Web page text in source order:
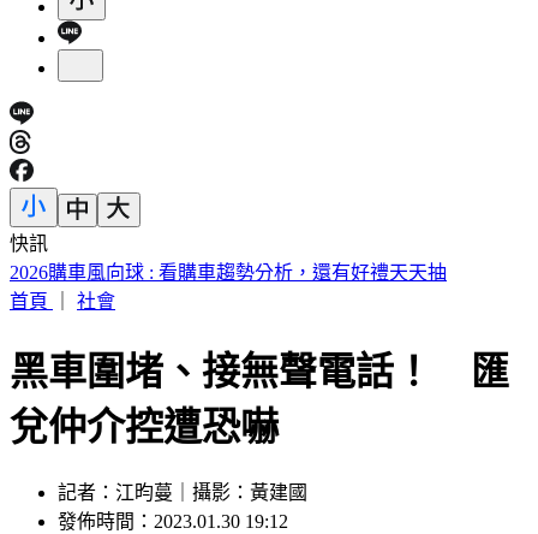
快訊
快訊／資深老戲骨驚傳過世！享壽72歲
首頁
社會
黑車圍堵、接無聲電話！ 匯
兌仲介控遭恐嚇
記者：江昀蔓｜攝影：黃建國
發佈時間：2023.01.30 19:12